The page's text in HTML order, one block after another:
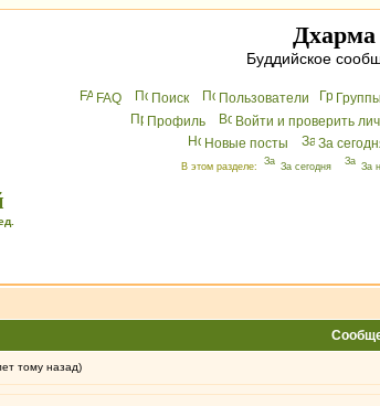
Дхарма
Буддийское
FAQ Поиск Пользователи Группы
Профиль
Войти и проверить
Новые посты
За
В этом разделе: За сегодня За
тому назад)